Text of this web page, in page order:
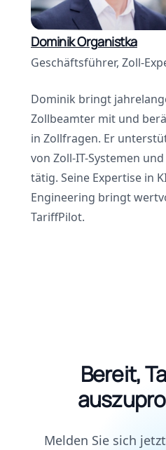
Dominik Organistka
Geschäftsführer, Zoll-
Dominik bringt
Zollbeamter mit und
in Zollfragen. Er
von Zoll-IT-Systemen
tätig. Seine Expertise in
Engineering bringt
TariffPilot.
Bereit,
Melden Sie sich